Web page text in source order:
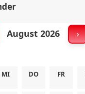
29qm
August 2026 ›
MI DO FR